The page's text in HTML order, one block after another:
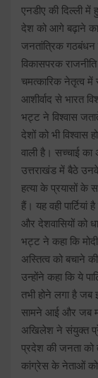
एनडीए की दिल्ली में
देश को आगे बढ़ाने
जनतांत्रिक गठबंधन
विकासपरक
चमत्कारिक नेतृत्व
आशीर्वाद से भारत
भट्ट ने विश्वास
देशों को भी विश्वास
वाली है। सच्चाई
उत्तराखंड में बैठे
हत्या के प्रयासों के
हैं। यह वही
और देशवासियों को
भट्ट ने कहा कि
अस्तित्व को बचाने
उन्होंने कहा कि ये
तभी होने लगा है जब
सामने आई और जब
अखिलेश ने संयुक्त
प्रदेश की जनता को
कांग्रेस के नेताओं को